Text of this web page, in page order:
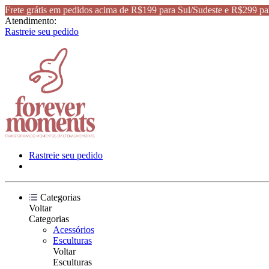
Frete grátis em pedidos acima de R$199 para Sul/Sudeste e R$299
Atendimento:
Rastreie seu pedido
Rastreie seu pedido
Categorias
Voltar
Categorias
Acessórios
Esculturas
Voltar
Esculturas